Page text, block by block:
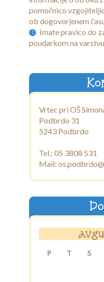
Prehrana
Programi
Povezave
pomočnico
ob dogovorjenem
Imate pravico do
poudarkom na
Vrtec pri OŠ
Podbrdo 31
5243 Podbrdo
Tel.: 05 3808 531
Mail:
P T S